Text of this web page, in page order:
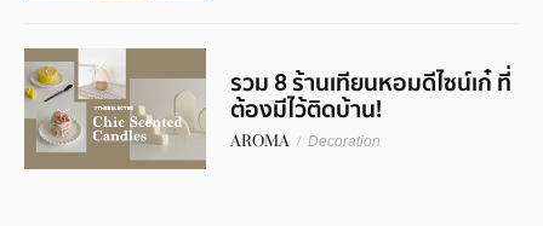
รวม 8 ร้านเทียนหอมดีไซน์เก๋ ที่
ต้องมีไว้ติดบ้าน!
AROMA / Decoration